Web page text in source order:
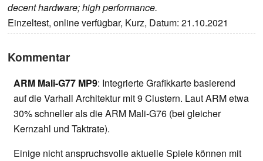
decent hardware; high performance.
Einzeltest, online verfügbar, Kurz, Datum: 21.10.2021
Kommentar
ARM Mali-G77 MP9: Integrierte Grafikkarte basierend
auf die Varhall Architektur mit 9 Clustern. Laut ARM etwa
30% schneller als die ARM Mali-G76 (bei gleicher
Kernzahl und Taktrate).
Einige nicht anspruchsvolle aktuelle Spiele können mit